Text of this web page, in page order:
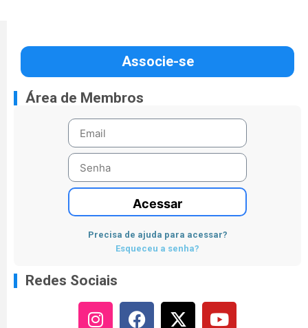
Associe-se
Área de Membros
Acessar
Precisa de ajuda para acessar?
Esqueceu a senha?
Redes Sociais